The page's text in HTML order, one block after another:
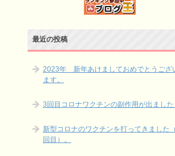
最近の投稿
2023年 新年あけましておめでとうござ
ます。
3回目コロナワクチンの副作用が出まし
新型コロナのワクチンを打ってきました
回目）。